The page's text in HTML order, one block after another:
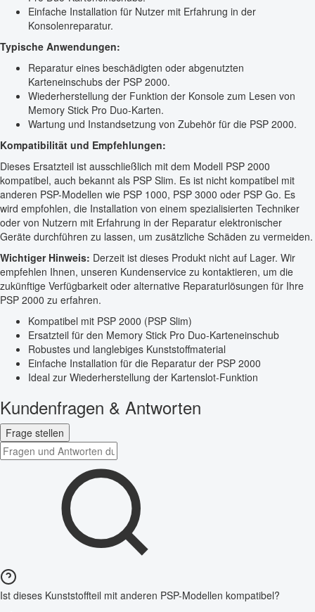
Einfache Installation für Nutzer mit Erfahrung in der
Konsolenreparatur.
Typische Anwendungen:
Reparatur eines beschädigten oder abgenutzten
Karteneinschubs der PSP 2000.
Wiederherstellung der Funktion der Konsole zum Lesen von
Memory Stick Pro Duo-Karten.
Wartung und Instandsetzung von Zubehör für die PSP 2000.
Kompatibilität und Empfehlungen:
Dieses Ersatzteil ist ausschließlich mit dem Modell PSP 2000
kompatibel, auch bekannt als PSP Slim. Es ist nicht kompatibel mit
anderen PSP-Modellen wie PSP 1000, PSP 3000 oder PSP Go. Es
wird empfohlen, die Installation von einem spezialisierten Techniker
oder von Nutzern mit Erfahrung in der Reparatur elektronischer
Geräte durchführen zu lassen, um zusätzliche Schäden zu vermeiden.
Wichtiger Hinweis: Derzeit ist dieses Produkt nicht auf Lager. Wir
empfehlen Ihnen, unseren Kundenservice zu kontaktieren, um die
zukünftige Verfügbarkeit oder alternative Reparaturlösungen für Ihre
PSP 2000 zu erfahren.
Kompatibel mit PSP 2000 (PSP Slim)
Ersatzteil für den Memory Stick Pro Duo-Karteneinschub
Robustes und langlebiges Kunststoffmaterial
Einfache Installation für die Reparatur der PSP 2000
Ideal zur Wiederherstellung der Kartenslot-Funktion
Kundenfragen & Antworten
Frage stellen
Ist dieses Kunststoffteil mit anderen PSP-Modellen kompatibel?